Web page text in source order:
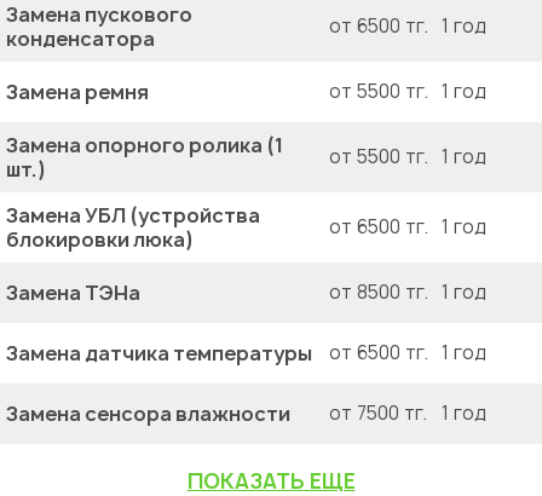
Замена пускового
конденсатора
от 6500 тг. 1 год
Замена ремня от 5500 тг. 1 год
Замена опорного ролика (1
шт.)
от 5500 тг. 1 год
Замена УБЛ (устройства
блокировки люка)
от 6500 тг. 1 год
Замена ТЭНа от 8500 тг. 1 год
Замена датчика температуры от 6500 тг. 1 год
Замена сенсора влажности от 7500 тг. 1 год
ПОКАЗАТЬ ЕЩЕ